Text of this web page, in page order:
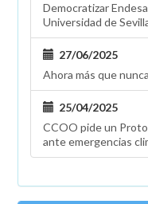
Democratizar
Universidad de
27/06/2025
Ahora más que
25/04/2025
CCOO pide un
ante emergencias